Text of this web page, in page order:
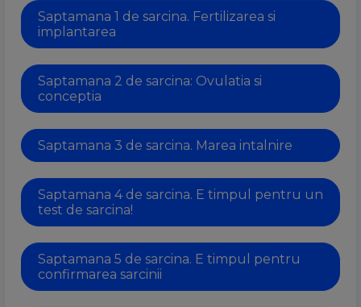
Saptamana 1 de sarcina. Fertilizarea si
implantarea
Saptamana 2 de sarcina: Ovulatia si
conceptia
Saptamana 3 de sarcina. Marea intalnire
Saptamana 4 de sarcina. E timpul pentru un
test de sarcina!
Saptamana 5 de sarcina. E timpul pentru
confirmarea sarcinii